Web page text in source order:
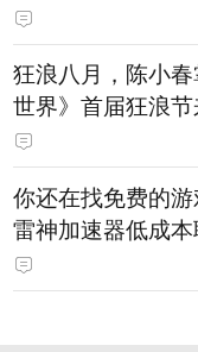
狂浪八月，陈小
世界》首届狂浪
直播即将开启
你还在找免费的
雷神加速器低成
免费试用